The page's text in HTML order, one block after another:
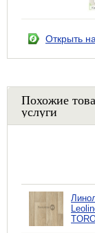
Открыть
Похожие
услуги